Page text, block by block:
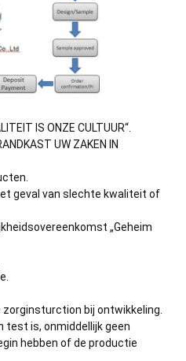
IS ONZE CULTUUR“.
UW ZAKEN IN
geval van slechte kwaliteit of
„Geheim
bij ontwikkeling.
test is, onmiddellijk geen
hebben of de productie